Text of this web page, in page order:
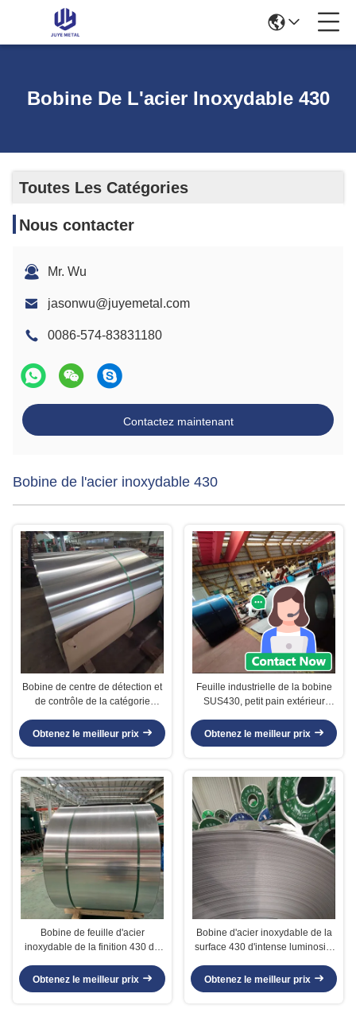
Bobine De L'acier Inoxydable 430
Toutes Les Catégories
Nous contacter
Mr. Wu
jasonwu@juyemetal.com
0086-574-83831180
Contactez maintenant
Bobine de l'acier inoxydable 430
Bobine de centre de détection et
de contrôle de la catégorie
inoxydable de catégorie de
l'approbation solides solubles
Obtenez le meilleur prix
Feuille industrielle de la bobine
SUS430, petit pain extérieur
inoxydable
Obtenez le meilleur prix
Bobine de feuille d'acier
inoxydable de la finition 430 de
bande d'acier inoxydable
Obtenez le meilleur prix
Bobine d'acier inoxydable de la
surface 430 d'intense luminosité
Obtenez le meilleur prix